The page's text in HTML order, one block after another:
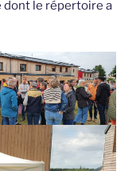
dont le répertoire a